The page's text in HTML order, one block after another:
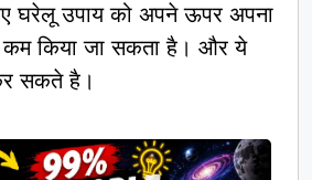
घरेलू उपाय को अपने ऊपर अपना
किया जा सकता है। और ये
सकते है।